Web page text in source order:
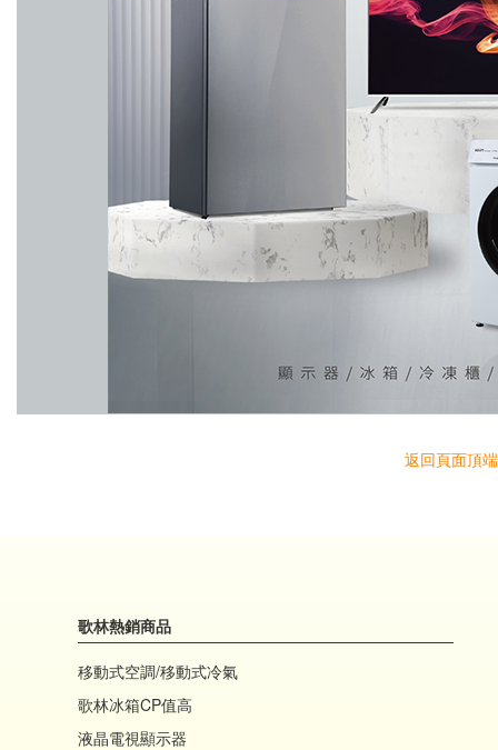
返回頁面頂端
歌林熱銷商品
移動式空調/移動式冷氣
歌林冰箱CP值高
液晶電視顯示器